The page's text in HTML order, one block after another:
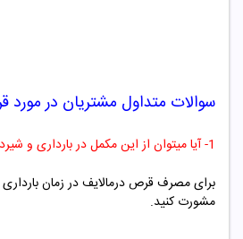
سوالات متداول مشتریان در مورد
1- آیا میتوان از این مکمل در بارداری و شیردهی استفاده نمود؟
برای مصرف قرص درمالایف در زمان
مشورت کنید.